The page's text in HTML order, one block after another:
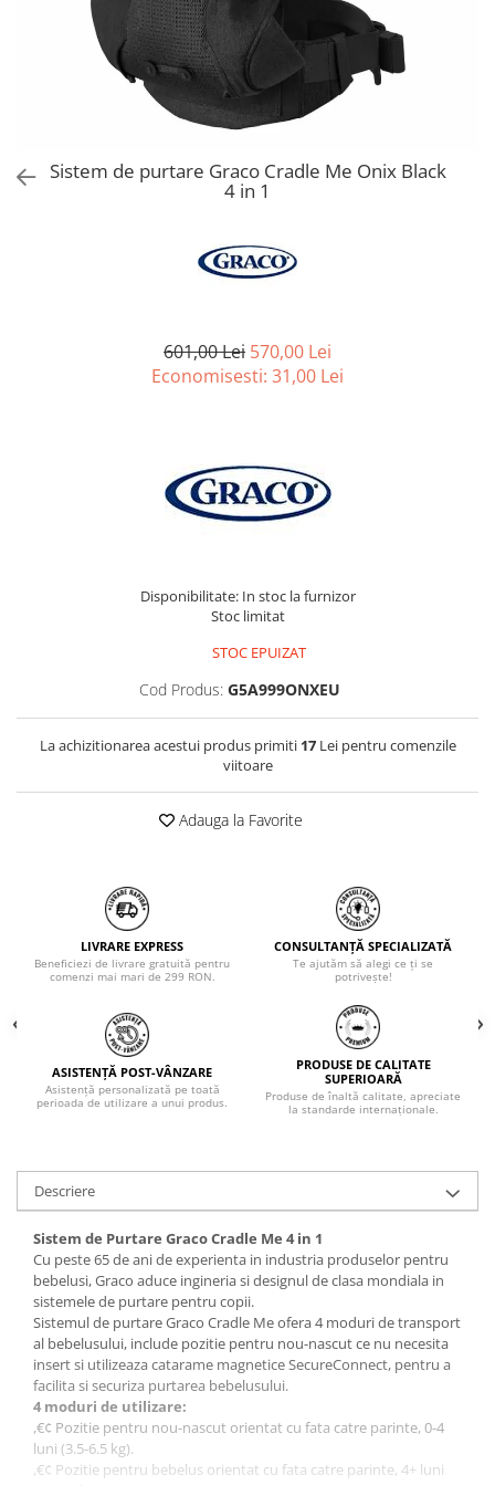
Consultanta Instalare
Jucarii de Sortare
Jucarii de tras
Jucarii din plus
PAPUSI
Sistem de purtare Graco Cradle Me Onix Black
4 in 1
601,00 Lei 570,00 Lei
Economisesti: 31,00 Lei
Disponibilitate: In stoc la furnizor
Stoc limitat
STOC EPUIZAT
Cod Produs: G5A999ONXEU
La achizitionarea acestui produs primiti 17Lei pentru comenzile
viitoare
Adauga la Favorite
LIVRARE EXPRESS
Beneficiezi de livrare gratuită pentru
comenzi mai mari de 299 RON.
CONSULTANȚĂ SPECIALIZATĂ
Te ajutăm să alegi ce ți se
potrivește!
ASISTENȚĂ POST-VÂNZARE
Asistență personalizată pe toată
perioada de utilizare a unui produs.
PRODUSE DE CALITATE
SUPERIOARĂ
Produse de înaltă calitate, apreciate
la standarde internaționale.
Descriere
Sistem de Purtare Graco Cradle Me 4 in 1
Cu peste 65 de ani de experienta in industria produselor pentru
bebelusi, Graco aduce ingineria si designul de clasa mondiala in
sistemele de purtare pentru copii.
Sistemul de purtare Graco Cradle Me ofera 4 moduri de transport
al bebelusului, include pozitie pentru nou-nascut ce nu necesita
insert si utilizeaza catarame magnetice SecureConnect, pentru a
facilita si securiza purtarea bebelusului.
4 moduri de utilizare:
,€¢ Pozitie pentru nou-nascut orientat cu fata catre parinte, 0-4
luni (3.5-6.5 kg).
,€¢ Pozitie pentru bebelus orientat cu fata catre parinte, 4+ luni